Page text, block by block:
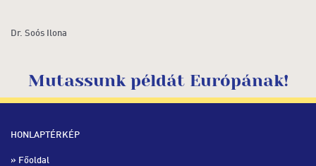
Dr. Soós Ilona
Mutassunk példát Európának!
HONLAPTÉRKÉP
» Főoldal